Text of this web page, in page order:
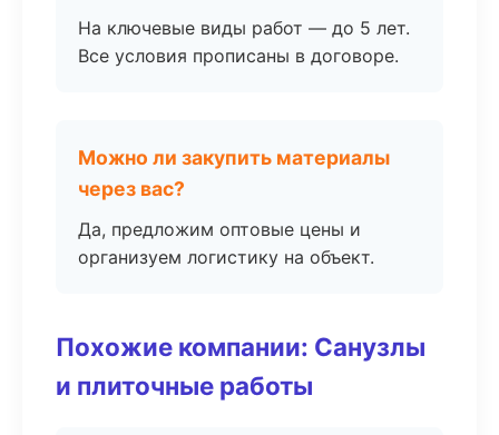
На ключевые виды работ — до 5 лет.
Все условия прописаны в договоре.
Можно ли закупить материалы
через вас?
Да, предложим оптовые цены и
организуем логистику на объект.
Похожие компании: Санузлы
и плиточные работы